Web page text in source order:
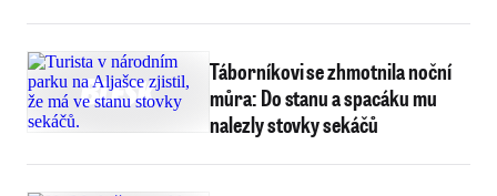
Táborníkovi se zhmotnila noční
můra: Do stanu a spacáku mu
nalezly stovky sekáčů